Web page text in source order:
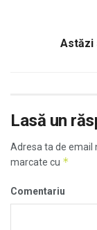
Astăzi
Lasă un
Adresa ta de email
marcate cu *
Comentariu